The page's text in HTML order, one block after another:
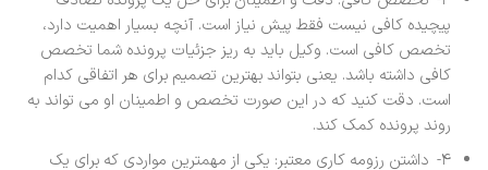
پیچیده کافی نیست فقط پیش نیاز است. آنچه بسیار اهمیت دارد،
تخصص کافی است. وکیل باید به ریز جزئیات پرونده شما تخصص
کافی داشته باشد. یعنی بتواند بهترین تصمیم برای هر اتفاقی کدام
است. دقت کنید که در این صورت تخصص و اطمینان او می تواند به
روند پرونده کمک کند.
۴- داشتن رزومه کاری معتبر: یکی از مهمترین مواردی که برای یک